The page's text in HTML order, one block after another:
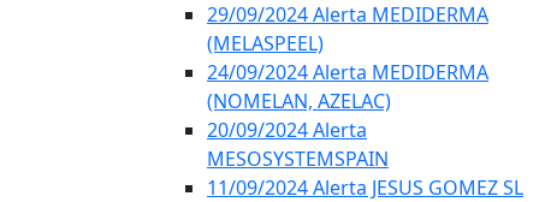
29/09/2024 Alerta MEDIDERMA
(MELASPEEL)
24/09/2024 Alerta MEDIDERMA
(NOMELAN, AZELAC)
20/09/2024 Alerta
MESOSYSTEMSPAIN
11/09/2024 Alerta JESUS GOMEZ SL